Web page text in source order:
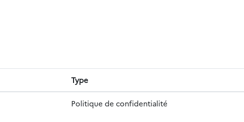
Type
Politique de confidentialité